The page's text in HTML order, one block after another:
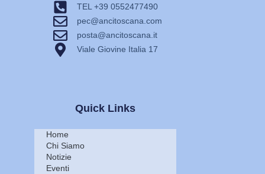
Quick Links
Home
Chi Siamo
Notizie
Eventi
TEL +39 0552477490
pec@ancitoscana.com
posta@ancitoscana.it
Viale Giovine Italia 17